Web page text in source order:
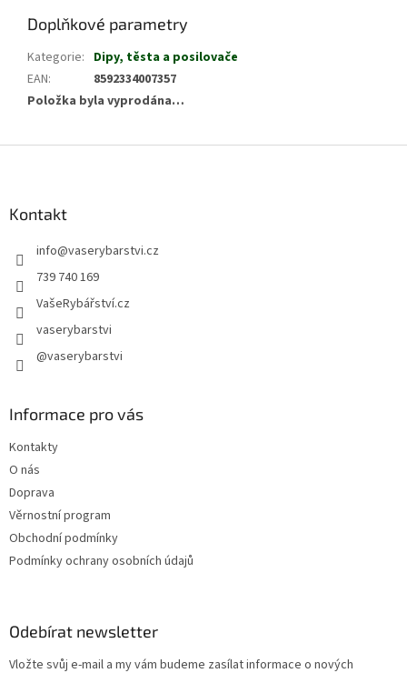
Doplňkové parametry
Kategorie: Dipy, těsta a posilovače
EAN:
8592334007357
Položka byla vyprodána…
Kontakt
info@vaserybarstvi.cz
739 740 169
VašeRybářství.cz
vaserybarstvi
@vaserybarstvi
Informace pro vás
Kontakty
O nás
Doprava
Věrnostní program
Obchodní podmínky
Podmínky ochrany osobních údajů
Odebírat newsletter
Vložte svůj e-mail a my vám budeme zasílat informace o nových